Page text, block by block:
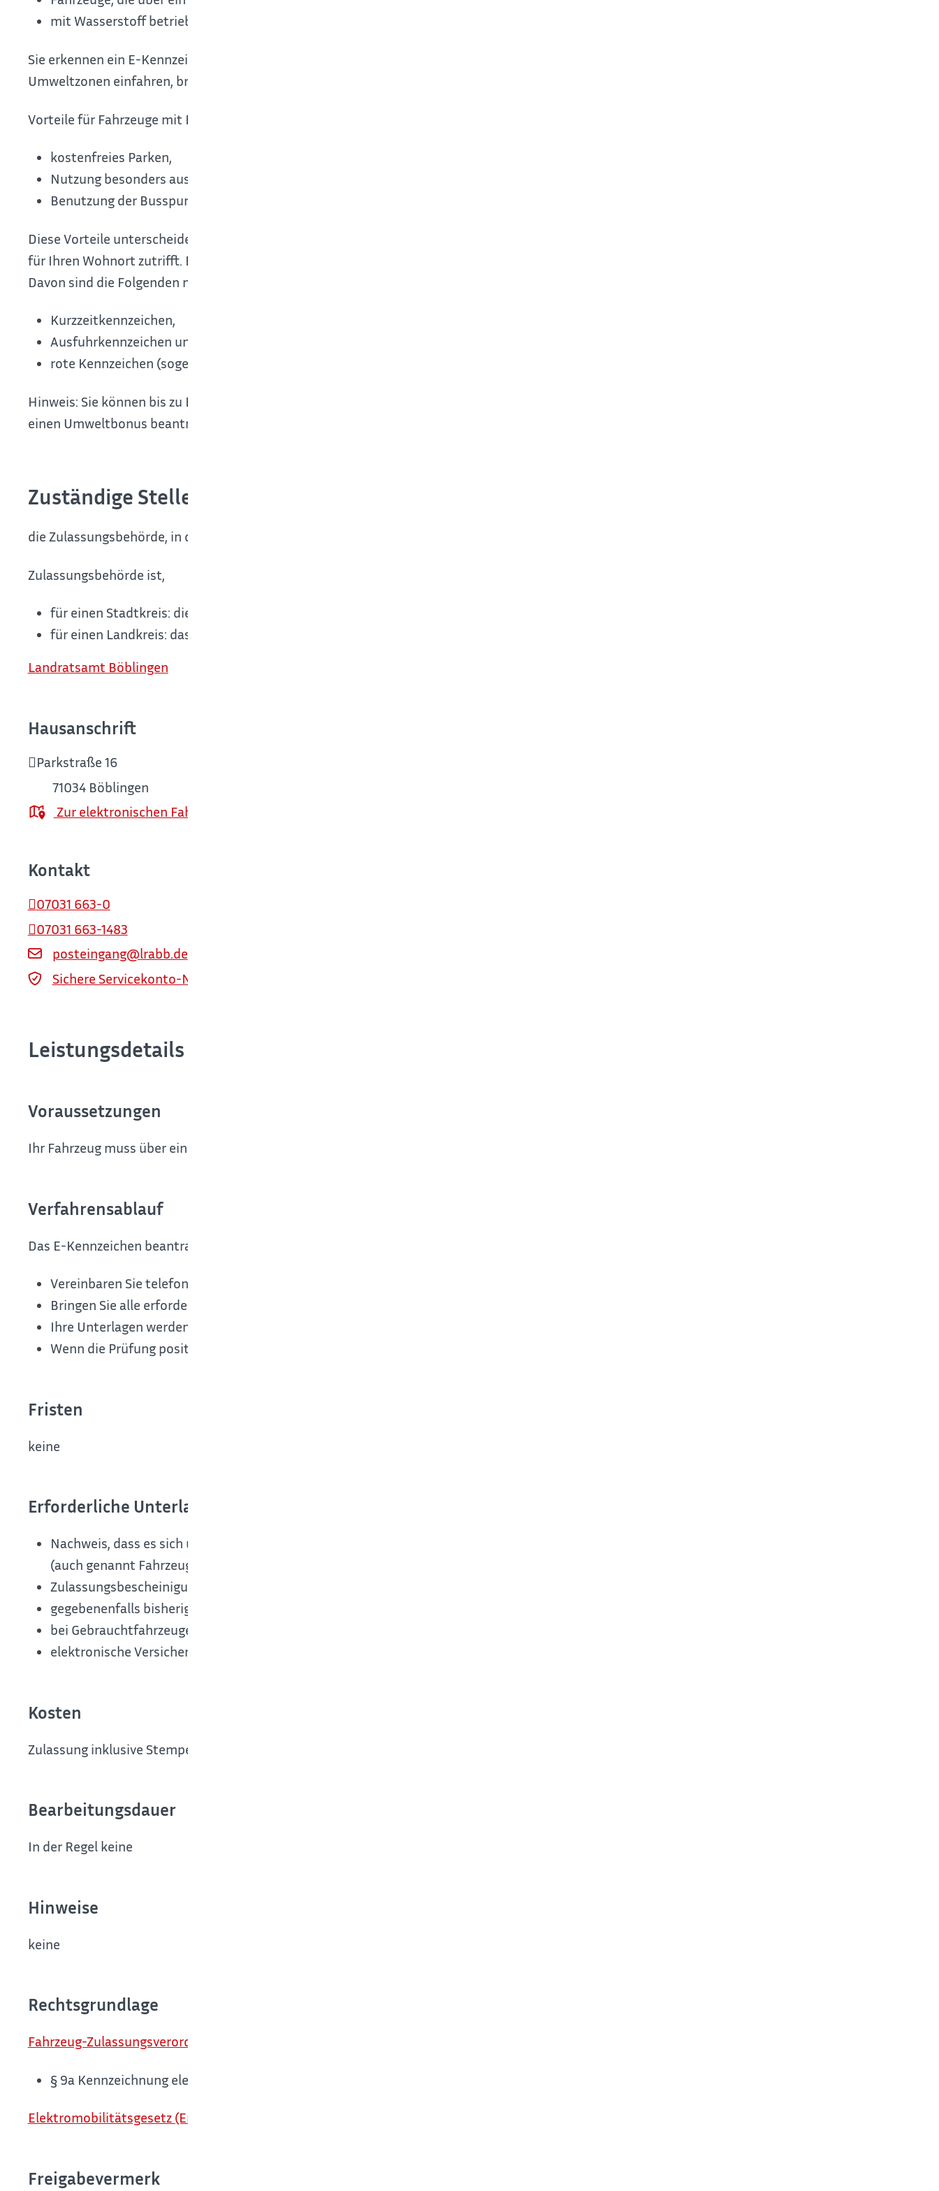
mit Wasserstoff betriebene Fahrzeuge, beispielsweis Brennstoffzellenautos.
Sie erkennen ein E-Kennzeichen an dem Buchstaben "E" hinter dem allgemeinen Fahrzeugkennzeichen. Möchten Sie in
Umweltzonen einfahren, brauchen Sie weiterhin eine Umweltplakette.
Vorteile für Fahrzeuge mit E-Kennzeichen im Straßenverkehr sind zum Beispiel:
kostenfreies Parken,
Nutzung besonders ausgewiesener Parkplätze,
Benutzung der Busspur.
Diese Vorteile unterscheiden sich zwischen den Kommunen. Bitte fragen Sie bei Ihrer örtlichen Verkehrsbehörde nach, was
für Ihren Wohnort zutrifft. Bitte beachten Sie, dass es verschiedene Arten von Kennzeichen für unterschiedliche Zwecke gibt.
Davon sind die Folgenden nicht mit dem E-Kennzeichen kombinierbar:
Kurzzeitkennzeichen,
Ausfuhrkennzeichen und
rote Kennzeichen (sogenannte Händlerkennzeichen).
Hinweis: Sie können bis zu EUR 2.000 beim erstmaligen Erwerb und Zulassung eines Elektrofahrzeugs einsparen, wenn Sie
einen Umweltbonus beantragen.
Zuständige Stelle
die Zulassungsbehörde, in deren Bezirk Sie Ihren Hauptwohnsitz, Betriebssitz oder Ihre Niederlassung haben
Zulassungsbehörde ist,
für einen Stadtkreis: die Stadtverwaltung
für einen Landkreis: das Landratsamt
Landratsamt Böblingen
Hausanschrift
Parkstraße 16
71034 Böblingen
Zur elektronischen Fahrplanauskunft
Kontakt
07031 663-0
07031 663-1483
posteingang@lrabb.de
Sichere Servicekonto-Nachricht über service-bw.de senden
Leistungsdetails
Voraussetzungen
Ihr Fahrzeug muss über einen alternativen Antrieb oder über eine alternative Energiequelle verfügen.
Verfahrensablauf
Das E-Kennzeichen beantragen Sie persönlich bei Ihrer örtlich zuständigen Zulassungsbehörde:
Vereinbaren Sie telefonisch oder sofern möglich online einen Termin bei Ihrer örtlichen Zulassungsbehörde.
Bringen Sie alle erforderlichen Unterlagen sowie die Bezahlsumme von EUR 27,00 zu Ihrem Termin mit.
Ihre Unterlagen werden direkt vor Ort geprüft.
Wenn die Prüfung positiv ausfällt, erhalten Sie noch während des Termins Ihr persönliches E-Kennzeichen.
Fristen
keine
Erforderliche Unterlagen
Nachweis, dass es sich um ein Fahrzeug im Sinn des Elektromobilitätsgesetzes handelt, beispielsweise anhand der Zulassungsbescheinigung Teil I
(auch genannt Fahrzeugschein), der Übereinstimmungsbescheinigung oder der Datenbestätigung (englische Abkürzung: COC)
Zulassungsbescheinigung Teil I
gegebenenfalls bisherige Kennzeichenschilder
bei Gebrauchtfahrzeugen: Hauptuntersuchungsbericht
elektronische Versicherungsbestätigung
Kosten
Zulassung inklusive Stempelung der Kennzeichen: EUR 27,00
Bearbeitungsdauer
In der Regel keine
Hinweise
keine
Rechtsgrundlage
Fahrzeug-Zulassungsverordnung (FZV)
§ 9a Kennzeichnung elektrisch betriebener Fahrzeuge
Elektromobilitätsgesetz (EmoG)
Freigabevermerk